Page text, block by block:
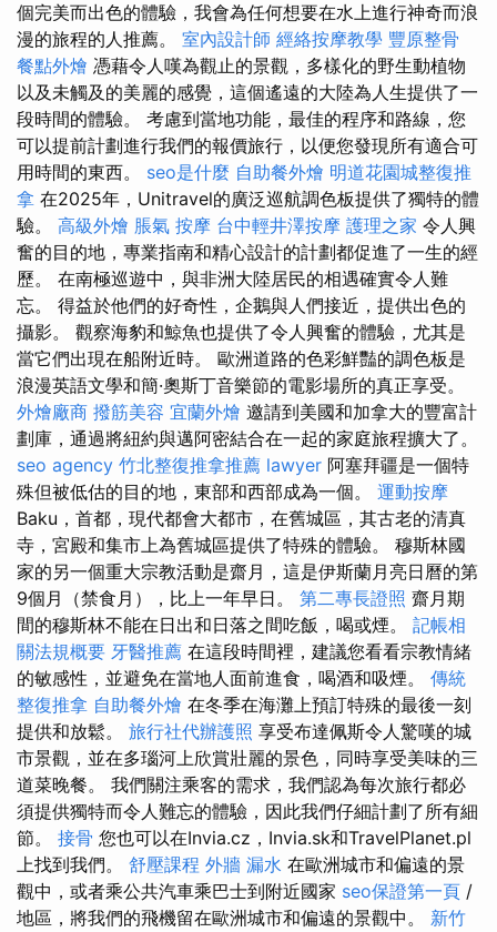
個完美而出色的體驗，我會為任何想要在水上進行神奇而浪
漫的旅程的人推薦。 室內設計師 經絡按摩教學 豐原整骨
餐點外燴 憑藉令人嘆為觀止的景觀，多樣化的野生動植物
以及未觸及的美麗的感覺，這個遙遠的大陸為人生提供了一
段時間的體驗。 考慮到當地功能，最佳的程序和路線，您
可以提前計劃進行我們的報價旅行，以便您發現所有適合可
用時間的東西。 seo是什麼 自助餐外燴 明道花園城整復推
拿 在2025年，Unitravel的廣泛巡航調色板提供了獨特的體
驗。 高級外燴 脹氣 按摩 台中輕井澤按摩 護理之家 令人興
奮的目的地，專業指南和精心設計的計劃都促進了一生的經
歷。 在南極巡遊中，與非洲大陸居民的相遇確實令人難
忘。 得益於他們的好奇性，企鵝與人們接近，提供出色的
攝影。 觀察海豹和鯨魚也提供了令人興奮的體驗，尤其是
當它們出現在船附近時。 歐洲道路的色彩鮮豔的調色板是
浪漫英語文學和簡·奧斯丁音樂節的電影場所的真正享受。
外燴廠商 撥筋美容 宜蘭外燴 邀請到美國和加拿大的豐富計
劃庫，通過將紐約與邁阿密結合在一起的家庭旅程擴大了。
seo agency 竹北整復推拿推薦 lawyer 阿塞拜疆是一個特
殊但被低估的目的地，東部和西部成為一個。 運動按摩
Baku，首都，現代都會大都市，在舊城區，其古老的清真
寺，宮殿和集市上為舊城區提供了特殊的體驗。 穆斯林國
家的另一個重大宗教活動是齋月，這是伊斯蘭月亮日曆的第
9個月（禁食月），比上一年早日。 第二專長證照 齋月期
間的穆斯林不能在日出和日落之間吃飯，喝或煙。 記帳相
關法規概要 牙醫推薦 在這段時間裡，建議您看看宗教情緒
的敏感性，並避免在當地人面前進食，喝酒和吸煙。 傳統
整復推拿 自助餐外燴 在冬季在海灘上預訂特殊的最後一刻
提供和放鬆。 旅行社代辦護照 享受布達佩斯令人驚嘆的城
市景觀，並在多瑙河上欣賞壯麗的景色，同時享受美味的三
道菜晚餐。 我們關注乘客的需求，我們認為每次旅行都必
須提供獨特而令人難忘的體驗，因此我們仔細計劃了所有細
節。 接骨 您也可以在Invia.cz，Invia.sk和TravelPlanet.pl
上找到我們。 舒壓課程 外牆 漏水 在歐洲城市和偏遠的景
觀中，或者乘公共汽車乘巴士到附近國家 seo保證第一頁 /
地區，將我們的飛機留在歐洲城市和偏遠的景觀中。 新竹